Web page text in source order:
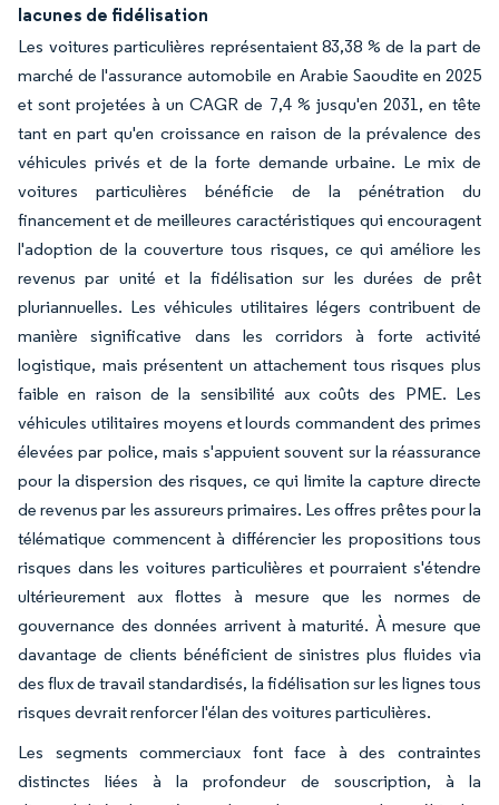
lacunes de fidélisation
Les voitures particulières représentaient 83,38 % de la part de
marché de l'assurance automobile en Arabie Saoudite en 2025
et sont projetées à un CAGR de 7,4 % jusqu'en 2031, en tête
tant en part qu'en croissance en raison de la prévalence des
véhicules privés et de la forte demande urbaine. Le mix de
voitures particulières bénéficie de la pénétration du
financement et de meilleures caractéristiques qui encouragent
l'adoption de la couverture tous risques, ce qui améliore les
revenus par unité et la fidélisation sur les durées de prêt
pluriannuelles. Les véhicules utilitaires légers contribuent de
manière significative dans les corridors à forte activité
logistique, mais présentent un attachement tous risques plus
faible en raison de la sensibilité aux coûts des PME. Les
véhicules utilitaires moyens et lourds commandent des primes
élevées par police, mais s'appuient souvent sur la réassurance
pour la dispersion des risques, ce qui limite la capture directe
de revenus par les assureurs primaires. Les offres prêtes pour la
télématique commencent à différencier les propositions tous
risques dans les voitures particulières et pourraient s'étendre
ultérieurement aux flottes à mesure que les normes de
gouvernance des données arrivent à maturité. À mesure que
davantage de clients bénéficient de sinistres plus fluides via
des flux de travail standardisés, la fidélisation sur les lignes tous
risques devrait renforcer l'élan des voitures particulières.
Les segments commerciaux font face à des contraintes
distinctes liées à la profondeur de souscription, à la